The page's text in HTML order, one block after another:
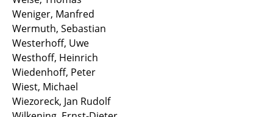
Weniger, Manfred
Wermuth, Sebastian
Westerhoff, Uwe
Westhoff, Heinrich
Wiedenhoff, Peter
Wiest, Michael
Wiezoreck, Jan Rudolf